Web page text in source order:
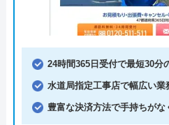
24時間365日受付で最短30分
水道局指定工事店で幅広い業
豊富な決済方法で手持ちがな